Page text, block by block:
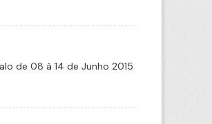
de 08 à 14 de Junho 2015